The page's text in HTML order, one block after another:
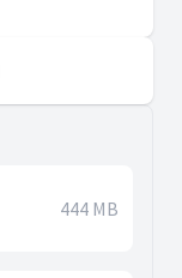
444 MB